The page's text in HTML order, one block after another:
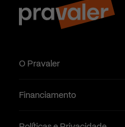
cultural da nação, já
nativas representam
naturais do país.
Além disso, o
Nesse viés, segundo o
O Pravaler
Financiamento